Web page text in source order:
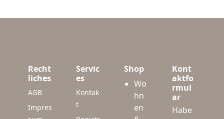
Recht
liches
AGB
Impres
Servic
es
Kontak
t
Shop
Wo
hn
en
Kont
aktfo
rmul
ar
Habe